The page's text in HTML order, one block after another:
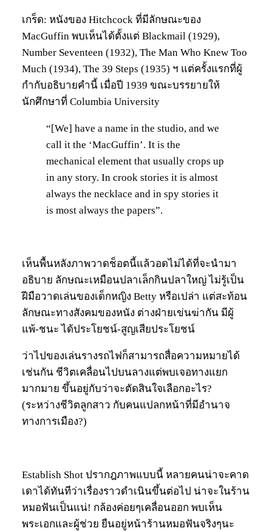
เกร็ด: หนังของ Hitchcock ที่มีลักษณะของ
MacGuffin พบเห็นได้ตั้งแต่ Blackmail (1929),
Number Seventeen (1932), The Man Who Knew Too
Much (1934), The 39 Steps (1935) ฯ แต่ครั้งแรกที่ผู้
กำกับอธิบายคำนี้ เมื่อปี 1939 ขณะบรรยายให้
นักศึกษาที่ Columbia University
“[We] have a name in the studio, and we
call it the ‘MacGuffin’. It is the
mechanical element that usually crops up
in any story. In crook stories it is almost
always the necklace and in spy stories it
is most always the papers”.
เห็นพื้นหลังภาพวาดช็อตนี้แล้วอดไม่ได้ที่จะนำมา
อธิบาย ลักษณะเหมือนปลาเล็กกินปลาใหญ่ ไม่รู้เป็น
ฝีมือวาดเล่นของเด็กหญิง Betty หรือเปล่า แต่สะท้อน
ลักษณะทางสังคมของหนัง ต่างฝ่ายเข่นฆ่ากัน มีผู้
แพ้-ชนะ ได้ประโยชน์-สูญเสียประโยชน์
ว่าไปของเล่นรางรถไฟก็สามารถสื่อความหมายได้
เช่นกัน ชีวิตเคลื่อนไปบนลางแต่พบเจอทางแยก
มากมาย ขึ้นอยู่กับว่าจะตัดสินใจเลือกอะไร?
(ระหว่างชีวิตลูกสาว กับคนแปลกหน้าที่มีอำนาจ
ทางการเมือง?)
Establish Shot ปรากฎภาพแบบนี้ หลายคนน่าจะคาด
เดาได้ทันทีว่าเรื่องราวดำเนินขึ้นต่อไป น่าจะในร้าน
หมอฟันเป็นแน่! กล้องค่อยๆเคลื่อนออก พบเห็น
พระเอกและผู้ช่วย ยืนอยู่หน้าร้านหมอฟันจริงๆนะ